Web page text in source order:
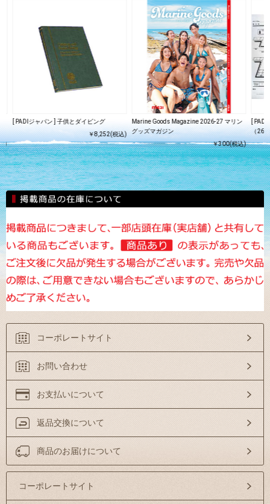
)
[ PADIジャパン ] 子供とダイビング
￥8,252(税込)
Marine Goods Magazine 2026-27 マリン
グッズマガジン
￥300(税込)
[
（26
コーポレートサイト
お問い合わせ
お支払いについて
返品交換について
商品のお届けについて
コーポレートサイト